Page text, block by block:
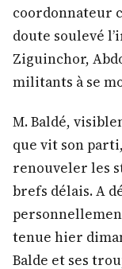
coordonnateur
doute soulevé
Ziguinchor,
militants à se
M. Baldé,
que vit son
renouveler les
brefs délais. A
tenue hier
Balde et ses